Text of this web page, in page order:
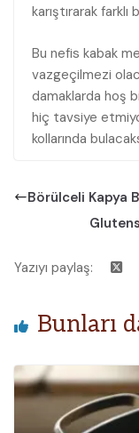
karıştırarak
Bu nefis kabak
vazgeçilmezi
damaklarda hoş
hiç tavsiye
kollarında
Börülceli Kapya
Yazıyı paylaş:
Bunları